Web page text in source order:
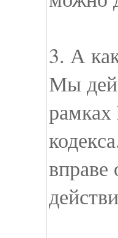
3. А
Мы
рамках